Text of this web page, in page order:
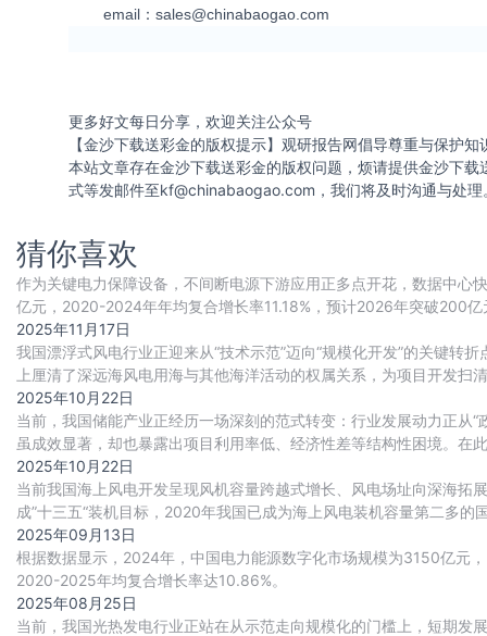
email： sales@chinabaogao.com
更多好文每日分享，欢迎关注公众号
【金沙下载送彩金的版权提示】观研报告网倡导尊重与保护
本站文章存在金沙下载送彩金的版权问题，烦请提供金沙下
式等发邮件至kf@chinabaogao.com ，我们将及时沟通与处理
猜你喜欢
作为关键电力保障设备，不间断电源下游应用正多点开花，数据中
亿元，2020-2024年年均复合增长率11.18%，预计2026年突破200
全球重要的不间断电源
2025年11月17日
我国漂浮式风电行业正迎来从“技术示范”迈向“规模化开发”的关键转
上厘清了深远海风电用海与其他海洋活动的权属关系，为项目开发
启动了大批国管海域项目的前期工作，预示着
2025年10月22日
当前，我国储能产业正经历一场深刻的范式转变：行业发展动力正从
虽成效显著，却也暴露出项目利用率低、经济性差等结构性困境。
开放共享的模式，有效破解了分散式储能的痛
2025年10月22日
当前我国海上风电开发呈现风机容量跨越式增长、风电场址向深海
成”十三五“装机目标，2020年我国已成为海上风电装机容量第二多
上风电累计并网量达到41
2025年09月13日
根据数据显示，2024年，中国电力能源数字化市场规模为3150亿元
2020-2025年均复合增长率达10.86%。
2025年08月25日
当前，我国光热发电行业正站在从示范走向规模化的门槛上，短期